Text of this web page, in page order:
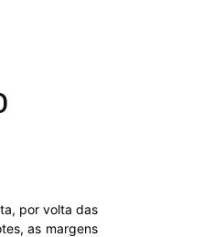
por volta das
as margens